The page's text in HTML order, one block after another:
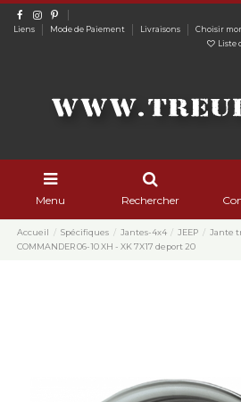
Liens Mode de Paiement Livraisons Choisir
Liste
Menu Rechercher
Accueil Spécifiques Jantes-4x4 JEEP
Jante
COMMANDER 06-10 XH - XK 7X17 deport 20